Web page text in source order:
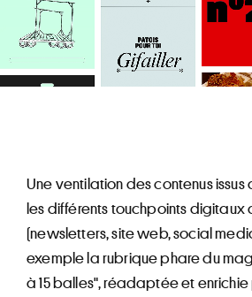
Une ventilation des contenus issus
les différents touchpoints digitaux
(newsletters, site web, social
exemple la rubrique phare du
à 15 balles", réadaptée et